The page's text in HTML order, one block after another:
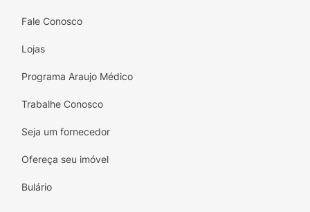
Fale Conosco
Lojas
Programa Araujo Médico
Trabalhe Conosco
Seja um fornecedor
Ofereça seu imóvel
Bulário